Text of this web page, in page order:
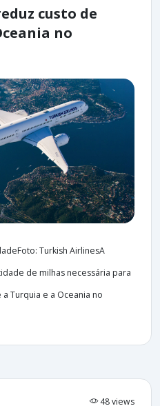
custo de
no
Turkish AirlinesA
de milhas necessária para
Turquia e a Oceania no
48 views